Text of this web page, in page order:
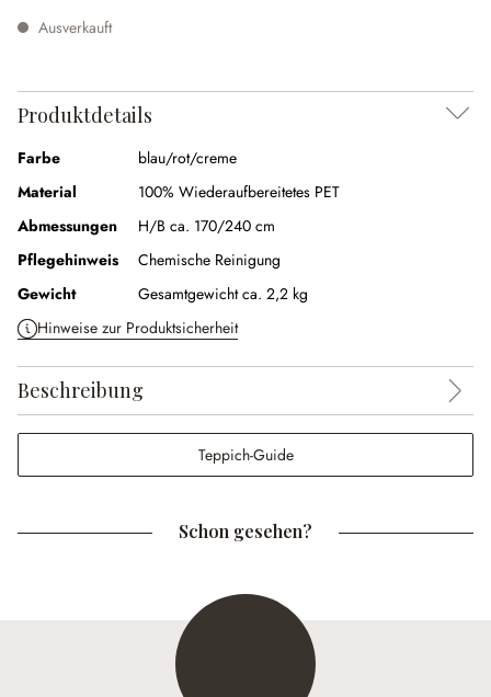
Ausverkauft
Produktdetails
Farbe
blau/rot/creme
Material
100% Wiederaufbereitetes PET
Abmessungen
H/B ca. 170/240 cm
Pflegehinweis
Chemische Reinigung
Gewicht
Gesamtgewicht ca. 2,2 kg
Hinweise zur Produktsicherheit
Beschreibung
Teppich-Guide
Schon gesehen?